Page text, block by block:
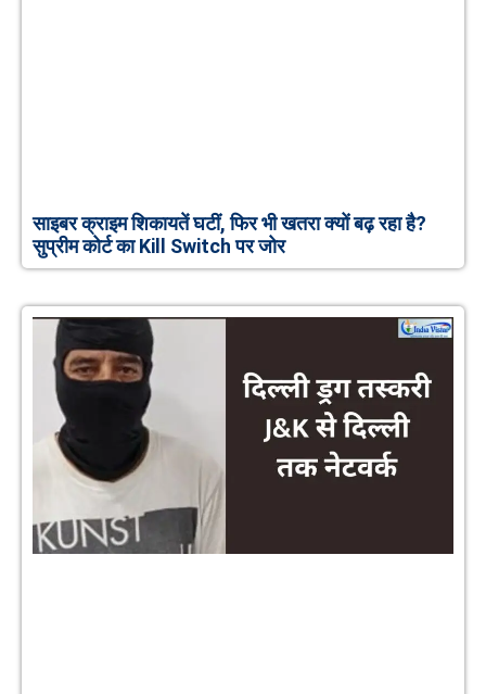
साइबर क्राइम शिकायतें घटीं, फिर भी खतरा क्यों बढ़ रहा है?
सुप्रीम कोर्ट का Kill Switch पर जोर